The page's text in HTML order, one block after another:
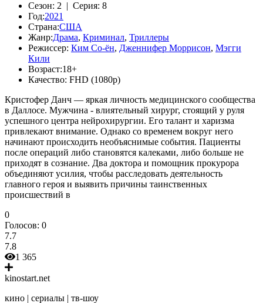
Сезон: 2 | Серия: 8
Год:2021
Страна:США
Жанр:Драма, Криминал, Триллеры
Режиссер: Ким Со-ён, Дженнифер Моррисон, Мэгги
Кили
Возраст:18+
Качество: FHD (1080p)
Кристофер Данч — яркая личность медицинского сообщества
в Даллосе. Мужчина - влиятельный хирург, стоящий у руля
успешного центра нейрохирургии. Его талант и харизма
привлекают внимание. Однако со временем вокруг него
начинают происходить необъяснимые события. Пациенты
после операций либо становятся калеками, либо больше не
приходят в сознание. Два доктора и помощник прокурора
объединяют усилия, чтобы расследовать деятельность
главного героя и выявить причины таинственных
происшествий в
0
Голосов: 0
7.7
7.8
1 365
kinostart.net
кино | сериалы | тв-шоу